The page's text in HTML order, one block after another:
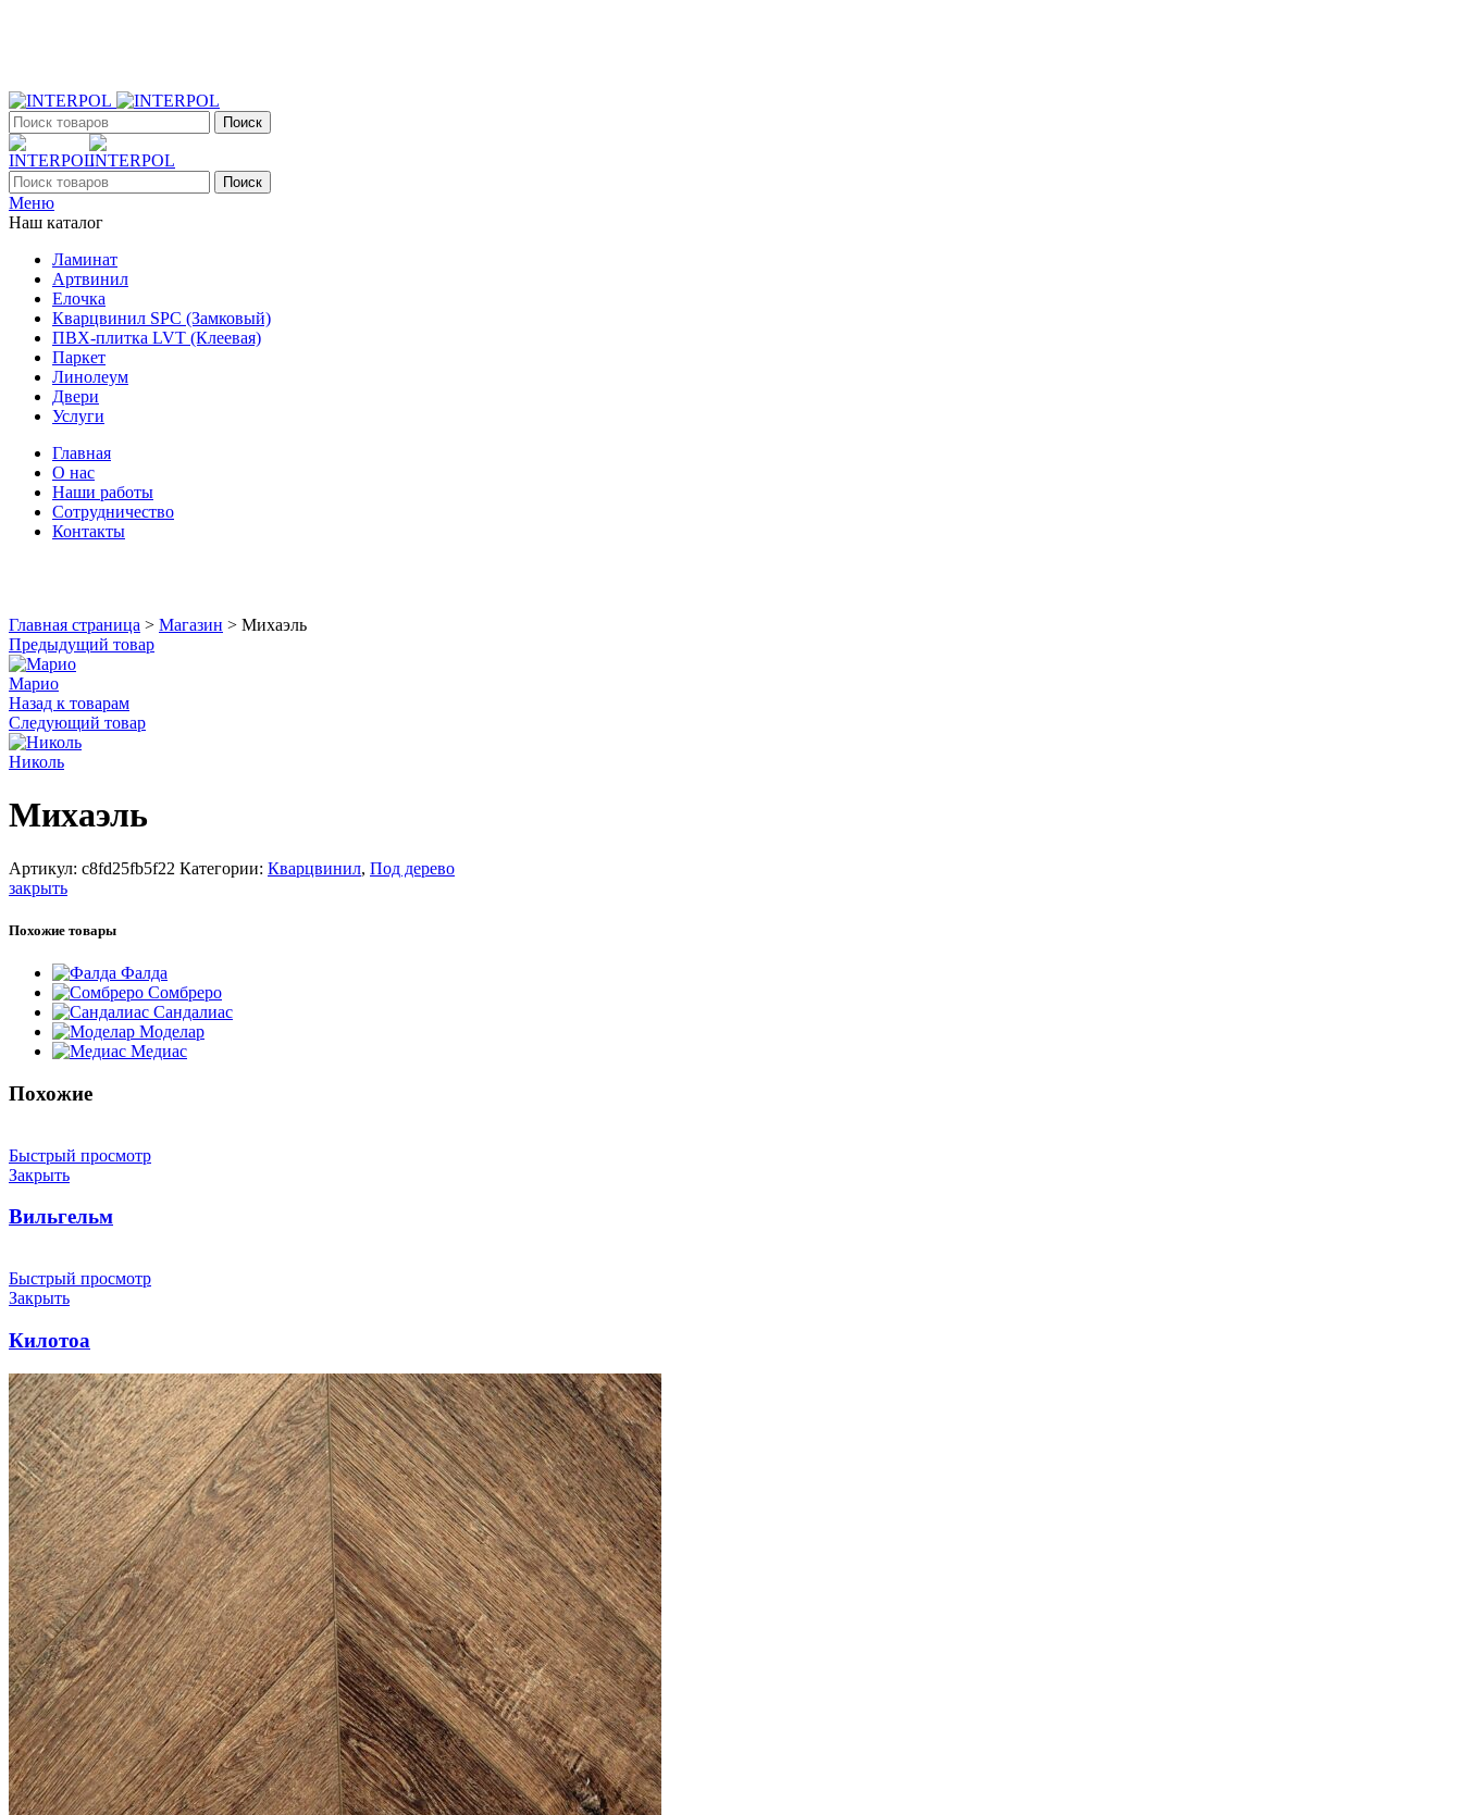
Поиск
Поиск
Меню
Наш каталог
Ламинат
Артвинил
Елочка
Кварцвинил SPC (Замковый)
ПВХ-плитка LVT (Клеевая)
Паркет
Линолеум
Двери
Услуги
Главная
О нас
Наши работы
Сотрудничество
Контакты
Главная страница > Магазин > Михаэль
Предыдущий товар
Марио
Назад к товарам
Следующий товар
Николь
Михаэль
Артикул: c8fd25fb5f22 Категории: Кварцвинил, Под дерево
закрыть
Похожие товары
Фалда
Сомбреро
Сандалиас
Моделар
Медиас
Похожие
Быстрый просмотр
Закрыть
Вильгельм
Быстрый просмотр
Закрыть
Килотоа